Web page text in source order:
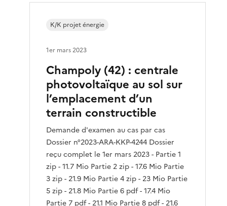
Champoly (42) : centrale
photovoltaïque au sol sur
l’emplacement d’un
terrain constructible
Demande d'examen au cas par cas
Dossier n°2023-ARA-KKP-4244 Dossier
reçu complet le 1er mars 2023 - Partie 1
zip - 11.7 Mio Partie 2 zip - 17.6 Mio Partie
3 zip - 21.9 Mio Partie 4 zip - 23 Mio Partie
5 zip - 21.8 Mio Partie 6 pdf - 17.4 Mio
Partie 7 pdf - 21.1 Mio Partie 8 pdf - 21.6
K/K projet énergie
1er mars 2023